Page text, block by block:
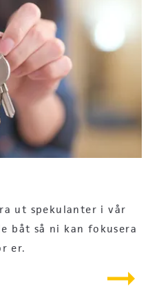
ut spekulanter i vår
båt så ni kan fokusera
er.
arrow_right_alt